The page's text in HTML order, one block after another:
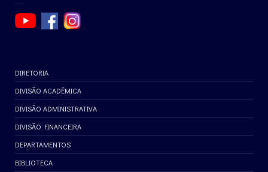
DIRETORIA
DIVISÃO ACADÊMICA
DIVISÃO ADMINISTRATIVA
DIVISÃO FINANCEIRA
DEPARTAMENTOS
BIBLIOTECA